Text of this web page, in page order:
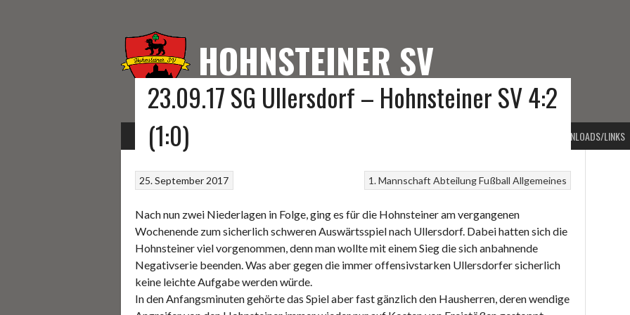
HOHNSTEINER SV
HOMEPAGE DES HOHNSTEINER SV
START FUSSBALL DOWNLOADS/LINKS
23.09.17 SG Ullersdorf – Hohnsteiner SV 4:2
(1:0)
1. Mannschaft Abteilung Fußball Allgemeines
25. September 2017
Nach nun zwei Niederlagen in Folge, ging es für die Hohnsteiner am vergangenen
Wochenende zum sicherlich schweren Auswärtsspiel nach Ullersdorf. Dabei hatten sich die
Hohnsteiner viel vorgenommen, denn man wollte mit einem Sieg die sich anbahnende
Negativserie beenden. Was aber gegen die immer offensivstarken Ullersdorfer sicherlich
keine leichte Aufgabe werden würde.
In den Anfangsminuten gehörte das Spiel aber fast gänzlich den Hausherren, deren wendige